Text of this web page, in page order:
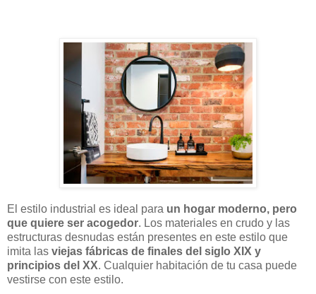
El estilo industrial es ideal para un hogar moderno, pero
que quiere ser acogedor. Los materiales en crudo y las
estructuras desnudas están presentes en este estilo que
imita las viejas fábricas de finales del siglo XIX y
principios del XX. Cualquier habitación de tu casa puede
vestirse con este estilo.